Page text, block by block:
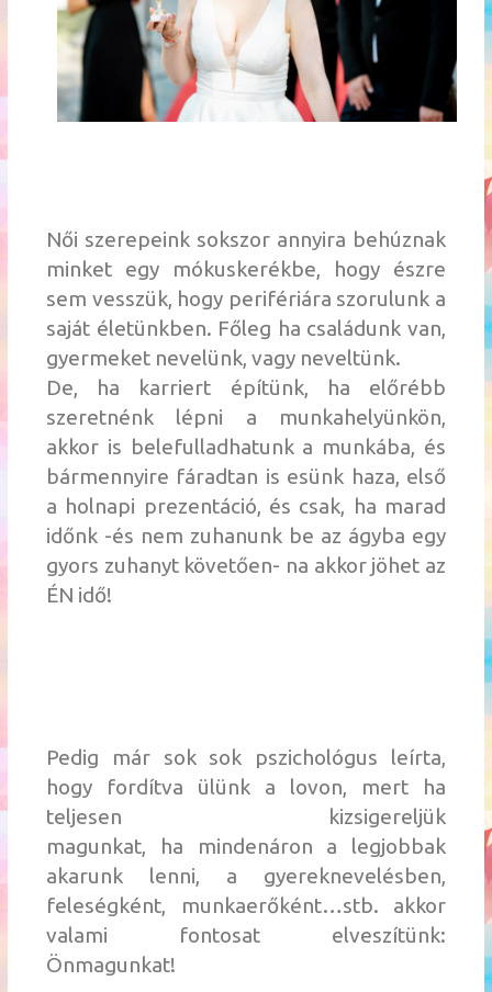
Női szerepeink sokszor annyira behúznak
minket egy mókuskerékbe, hogy észre
sem vesszük, hogy perifériára szorulunk a
saját életünkben. Főleg ha családunk van,
gyermeket nevelünk, vagy neveltünk.
De, ha karriert építünk, ha előrébb
szeretnénk lépni a munkahelyünkön,
akkor is belefulladhatunk a munkába, és
bármennyire fáradtan is esünk haza, első
a holnapi prezentáció, és csak, ha marad
időnk -és nem zuhanunk be az ágyba egy
gyors zuhanyt követően- na akkor jöhet az
ÉN idő!
Pedig már sok sok pszichológus leírta,
hogy fordítva ülünk a lovon, mert ha
teljesen kizsigereljük
magunkat, ha mindenáron a legjobbak
akarunk lenni, a gyereknevelésben,
feleségként, munkaerőként…stb. akkor
valami fontosat elveszítünk:
Önmagunkat!